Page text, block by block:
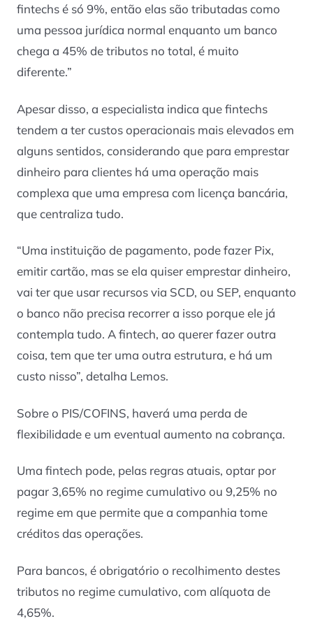
fintechs é só 9%, então elas são tributadas como
uma pessoa jurídica normal enquanto um banco
chega a 45% de tributos no total, é muito
diferente.”
Apesar disso, a especialista indica que fintechs
tendem a ter custos operacionais mais elevados em
alguns sentidos, considerando que para emprestar
dinheiro para clientes há uma operação mais
complexa que uma empresa com licença bancária,
que centraliza tudo.
“Uma instituição de pagamento, pode fazer Pix,
emitir cartão, mas se ela quiser emprestar dinheiro,
vai ter que usar recursos via SCD, ou SEP, enquanto
o banco não precisa recorrer a isso porque ele já
contempla tudo. A fintech, ao querer fazer outra
coisa, tem que ter uma outra estrutura, e há um
custo nisso”, detalha Lemos.
Sobre o PIS/COFINS, haverá uma perda de
flexibilidade e um eventual aumento na cobrança.
Uma fintech pode, pelas regras atuais, optar por
pagar 3,65% no regime cumulativo ou 9,25% no
regime em que permite que a companhia tome
créditos das operações.
Para bancos, é obrigatório o recolhimento destes
tributos no regime cumulativo, com alíquota de
4,65%.